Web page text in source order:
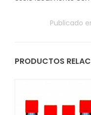
Publicado
PRODUCTOS